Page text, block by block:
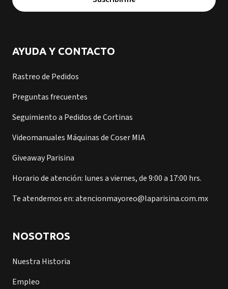
AYUDA Y CONTACTO
Rastreo de Pedidos
Preguntas frecuentes
Seguimiento a Pedidos de Cortinas
Videomanuales Máquinas de Coser MIA
Giveaway Parisina
Horario de atención: lunes a viernes, de 9:00 a 17:00 hrs.
Te atendemos en: atencionmayoreo@laparisina.com.mx
NOSOTROS
Nuestra Historia
Empleo